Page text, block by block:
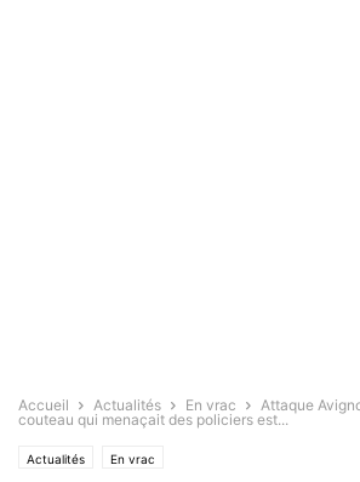
Accueil Actualités En vrac
Attaque
couteau qui menaçait des policiers est...
Actualités En vrac